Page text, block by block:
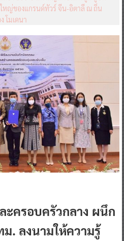
หญ่ของแกรนด์ทัวร์ จีน-อิตาลี ณ ถิ่น
โมเดนา
ะครอบครัวกลาง ผนึก
. ลงนามให้ความรู้